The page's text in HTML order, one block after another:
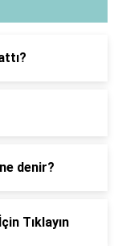
denir?
Tıklayın